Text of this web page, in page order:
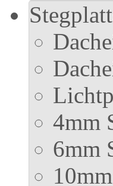
4mm
6mm